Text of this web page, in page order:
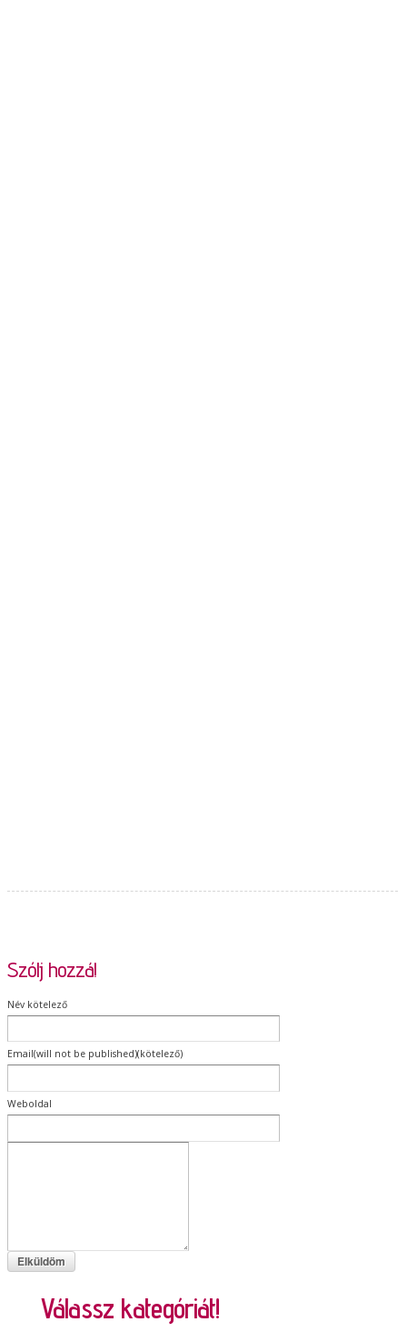
Szólj hozzá!
Név kötelező
Email(will not be published)(kötelező)
Weboldal
Válassz kategóriát!